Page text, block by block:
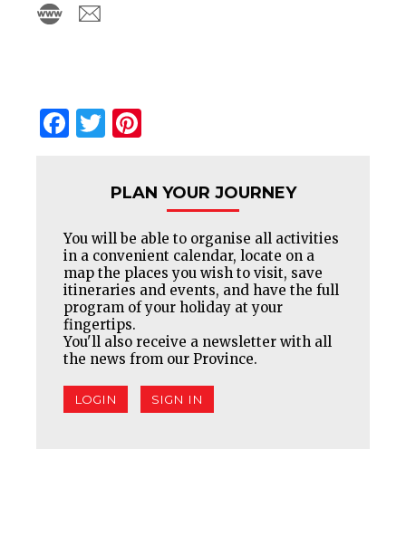
Facebook
Twitter
PLAN YOUR JOURNEY
You will be able to organise all activities
in a convenient calendar, locate on a
map the places you wish to visit, save
itineraries and events, and have the full
program of your holiday at your
fingertips.
You'll also receive a newsletter with all
the news from our Province.
LOGIN SIGN IN